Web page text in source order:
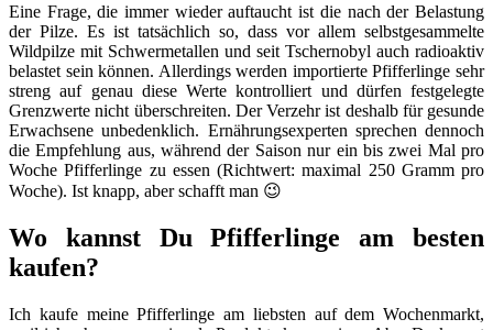
Eine Frage, die immer wieder auftaucht ist die nach der Belastung
der Pilze. Es ist tatsächlich so, dass vor allem selbstgesammelte
Wildpilze mit Schwermetallen und seit Tschernobyl auch radioaktiv
belastet sein können. Allerdings werden importierte Pfifferlinge sehr
streng auf genau diese Werte kontrolliert und dürfen festgelegte
Grenzwerte nicht überschreiten. Der Verzehr ist deshalb für gesunde
Erwachsene unbedenklich. Ernährungsexperten sprechen dennoch
die Empfehlung aus, während der Saison nur ein bis zwei Mal pro
Woche Pfifferlinge zu essen (Richtwert: maximal 250 Gramm pro
Woche). Ist knapp, aber schafft man 😉
Wo kannst Du Pfifferlinge am besten
kaufen?
Ich kaufe meine Pfifferlinge am liebsten auf dem Wochenmarkt,